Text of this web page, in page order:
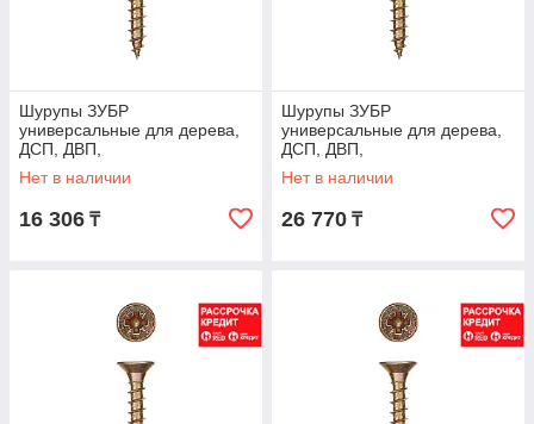
Шурупы ЗУБР
универсальные для дерева,
ДСП, ДВП,
желтопассивированные, PZ,
4,0х35мм, ТФ0, 6000шт,
Нет в наличии
16 306 ₸
Шурупы ЗУБР
универсальные для дерева,
ДСП, ДВП,
желтопассивированные, PZ,
4,5х40мм, ТФ0, 3500шт,
Нет в наличии
26 770 ₸